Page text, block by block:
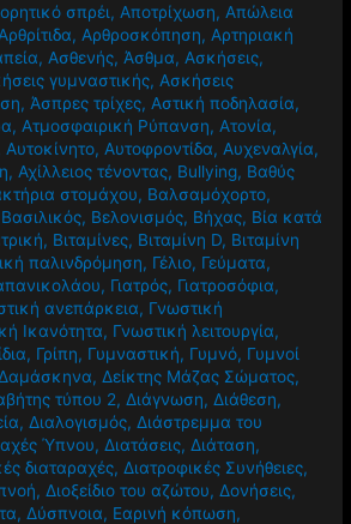
σπρέι, Αποτρίχωση, Απώλεια
Αρθρίτιδα, Αρθροσκόπηση, Αρτηριακή
, Ασθενής, Άσθμα, Ασκήσεις,
γυμναστικής, Ασκήσεις
, Άσπρες τρίχες, Αστική ποδηλασία,
, Ατμοσφαιρική Ρύπανση, Ατονία,
Αυτοκίνητο, Αυτοφροντίδα, Αυχεναλγία,
, Αχίλλειος τένοντας, Βullying, Βαθύς
στομάχου, Βαλσαμόχορτο,
Βασιλικός, Βελονισμός, Βήχας, Βία κατά
, Βιταμίνες, Βιταμίνη D, Βιταμίνη
παλινδρόμηση, Γέλιο, Γεύματα,
, Γιατρός, Γιατροσόφια,
ανεπάρκεια, Γνωστική
Ικανότητα, Γνωστική λειτουργία,
, Γρίπη, Γυμναστική, Γυμνό, Γυμνοί
Δαμάσκηνα, Δείκτης Μάζας Σώματος,
τύπου 2, Διάγνωση, Διάθεση,
, Διαλογισμός, Διάστρεμμα του
Ύπνου, Διατάσεις, Διάταση,
διαταραχές, Διατροφικές Συνήθειες,
, Διοξείδιο του αζώτου, Δονήσεις,
, Δύσπνοια, Εαρινή κόπωση,